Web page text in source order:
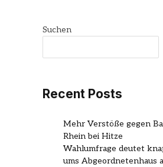
Suchen
Recent Posts
Mehr Verstöße gegen
Rhein bei Hitze
Wahlumfrage deutet
ums Abgeordnetenhaus